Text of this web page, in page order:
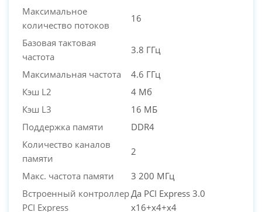
Максимальное
количество потоков
16
Базовая тактовая
частота
3.8 ГГц
Максимальная частота
4.6 ГГц
Кэш L2
4 Мб
Кэш L3
16 МБ
Поддержка памяти
DDR4
Количество каналов
памяти
2
Макс. частота памяти
3 200 МГц
Встроенный контроллер
PCI Express
Да PCI Express 3.0
x16+x4+x4